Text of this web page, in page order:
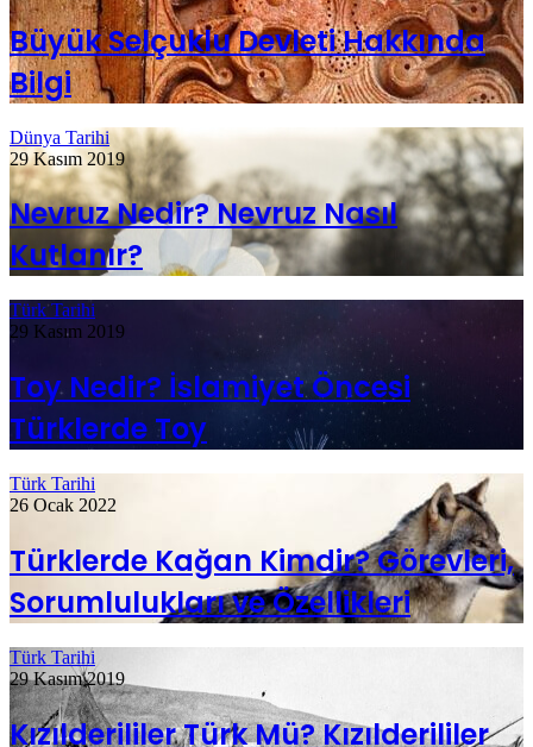
Büyük Selçuklu Devleti Hakkında
Bilgi
Dünya Tarihi
29 Kasım 2019
Nevruz Nedir? Nevruz Nasıl
Kutlanır?
Türk Tarihi
29 Kasım 2019
Toy Nedir? İslamiyet Öncesi
Türklerde Toy
Türk Tarihi
26 Ocak 2022
Türklerde Kağan Kimdir? Görevleri,
Sorumlulukları ve Özellikleri
Türk Tarihi
29 Kasım 2019
Kızılderililer Türk Mü? Kızılderililer